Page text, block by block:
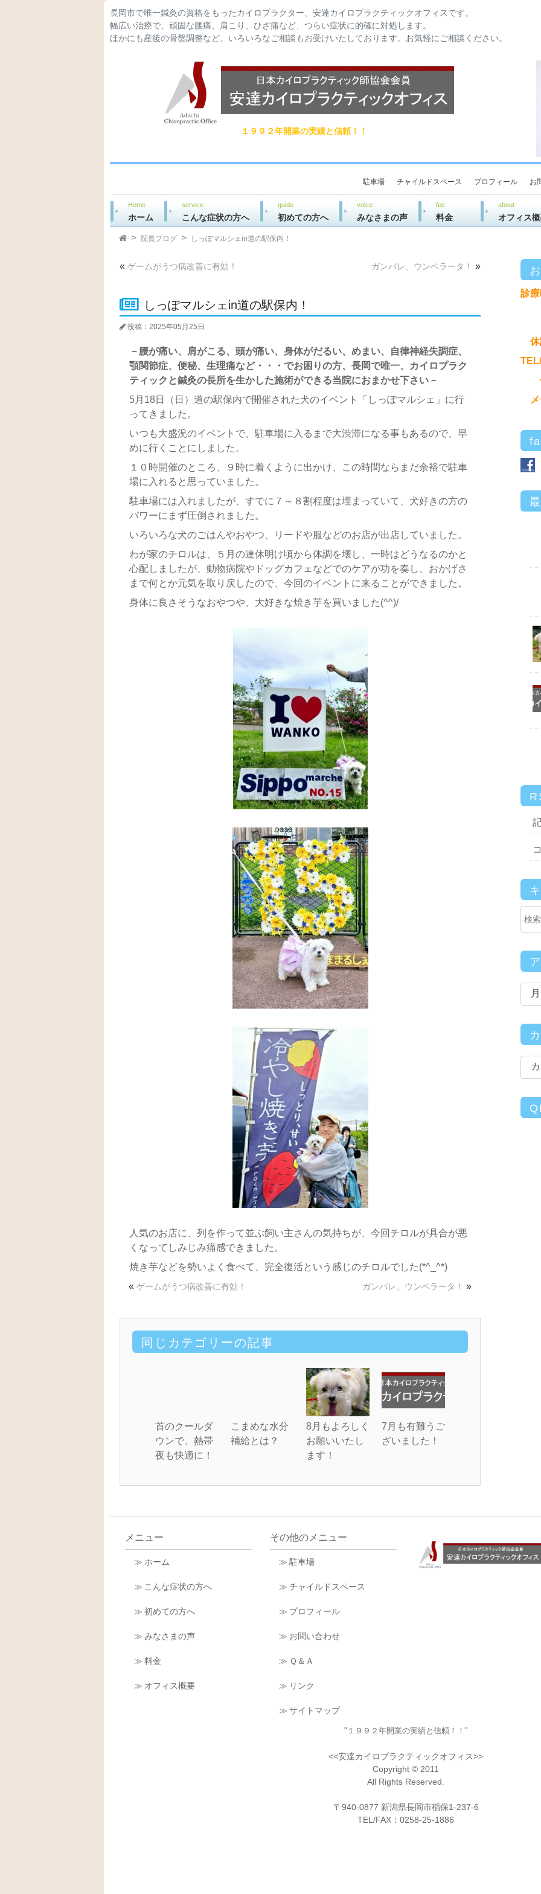
長岡市で唯一鍼灸の資格をもったカイロプラクター、安達カイロプラクティックオフィスです。
幅広い治療で、頑固な腰痛、肩こり、ひざ痛など、つらい症状に的確に対処します。
ほかにも産後の骨盤調整など、いろいろなご相談もお受けいたしております。お気軽にご相談ください。
１９９２年開業の実績と信頼！！
駐車場 チャイルドスペース プロフィール お
Home
ホーム
service
こんな症状の方へ
guide
初めての方へ
voice
みなさまの声
fee
料金
about
オフィス
院長ブログ しっぽマルシェin道の駅保内！
« ゲームがうつ病改善に有効！ ガンバレ、ウンベラータ！ »
しっぽマルシェin道の駅保内！
投稿：2025年05月25日
－腰が痛い、肩がこる、頭が痛い、身体がだるい、めまい、自律神経失調症、
顎関節症、便秘、生理痛など・・・でお困りの方、長岡で唯一、カイロプラク
ティックと鍼灸の長所を生かした施術ができる当院におまかせ下さい－
5月18日（日）道の駅保内で開催された犬のイベント「しっぽマルシェ」に行
ってきました。
いつも大盛況のイベントで、駐車場に入るまで大渋滞になる事もあるので、早
めに行くことにしました。
１０時開催のところ、９時に着くように出かけ、この時間ならまだ余裕で駐車
場に入れると思っていました。
駐車場には入れましたが、すでに７～８割程度は埋まっていて、犬好きの方の
パワーにまず圧倒されました。
いろいろな犬のごはんやおやつ、リードや服などのお店が出店していました。
わが家のチロルは、５月の連休明け頃から体調を壊し、一時はどうなるのかと
心配しましたが、動物病院やドッグカフェなどでのケアが功を奏し、おかげさ
まで何とか元気を取り戻したので、今回のイベントに来ることができました。
身体に良さそうなおやつや、大好きな焼き芋を買いました(^^)/
人気のお店に、列を作って並ぶ飼い主さんの気持ちが、今回チロルが具合が悪
くなってしみじみ痛感できました。
焼き芋などを勢いよく食べて、完全復活という感じのチロルでした(*^_^*)
« ゲームがうつ病改善に有効！ ガンバレ、ウンベラータ！ »
同じカテゴリーの記事
首のクールダ
ウンで、熱帯
夜も快適に！
こまめな水分
補給とは？
8月もよろしく
お願いいたし
ます！
7月も有難うご
ざいました！
診
メニュー
≫ ホーム
≫ こんな症状の方へ
≫ 初めての方へ
≫ みなさまの声
≫ 料金
≫ オフィス概要
その他のメニュー
≫ 駐車場
≫ チャイルドスペース
≫ プロフィール
≫ お問い合わせ
≫ Ｑ＆Ａ
≫ リンク
≫ サイトマップ
"１９９２年開業の実績と信頼！！"
<<安達カイロプラクティックオフィス>>
Copyright © 2011
All Rights Reserved.
〒940-0877 新潟県長岡市稲保1-237-6
TEL/FAX：0258-25-1886